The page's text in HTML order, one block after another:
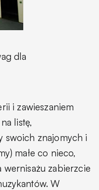
dla
i zawieszaniem
listę,
swoich znajomych i
małe co nieco,
wernisażu zabierzcie
W